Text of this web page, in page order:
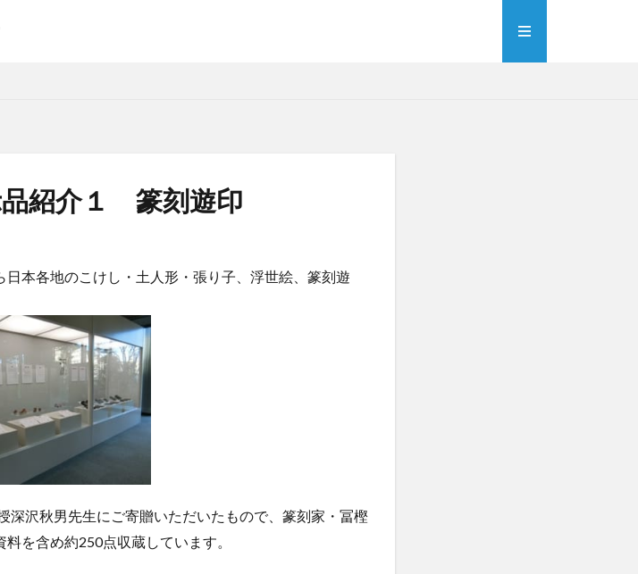
品紹介１ 篆刻遊印
本各地のこけし・土人形・張り子、浮世絵、篆刻遊
深沢秋男先生にご寄贈いただいたもので、篆刻家・冨樫
を含め約250点収蔵しています。